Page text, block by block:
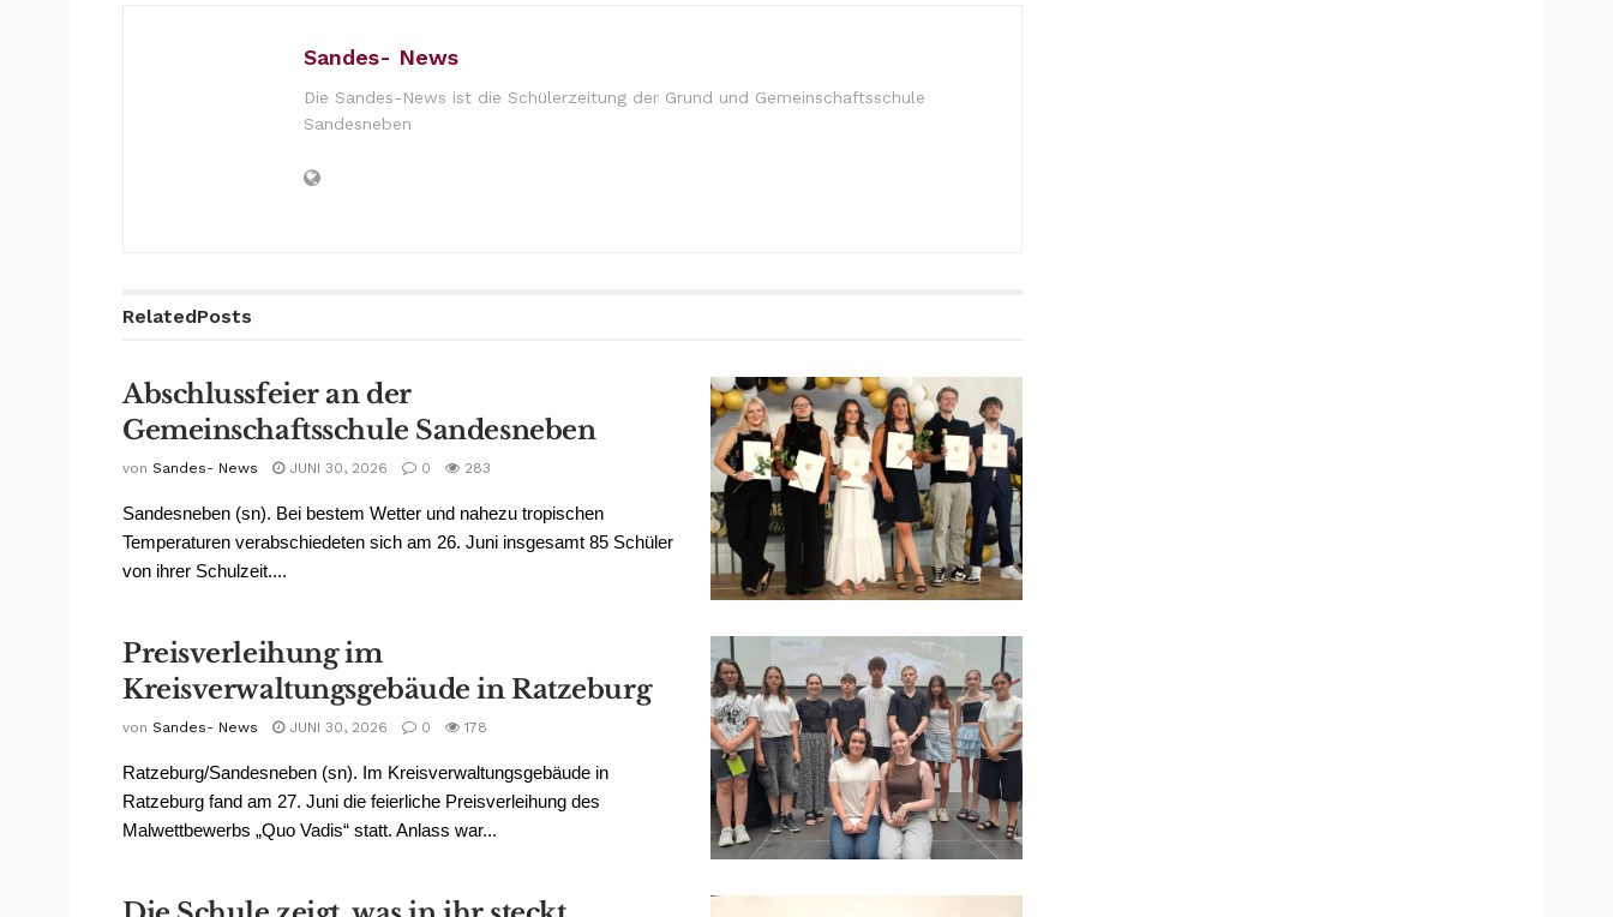
Sandes- News
Die Sandes-News ist die Schülerzeitung der Grund und Gemeinschaftsschule
Sandesneben
RelatedPosts
Abschlussfeier an der
Gemeinschaftsschule Sandesneben
von Sandes- News JUNI 30, 2026 0 283
Sandesneben (sn). Bei bestem Wetter und nahezu tropischen
Temperaturen verabschiedeten sich am 26. Juni insgesamt 85 Schüler
von ihrer Schulzeit....
Preisverleihung im
Kreisverwaltungsgebäude in Ratzeburg
von Sandes- News JUNI 30, 2026 0 178
Ratzeburg/Sandesneben (sn). Im Kreisverwaltungsgebäude in
Ratzeburg fand am 27. Juni die feierliche Preisverleihung des
Malwettbewerbs „Quo Vadis“ statt. Anlass war...